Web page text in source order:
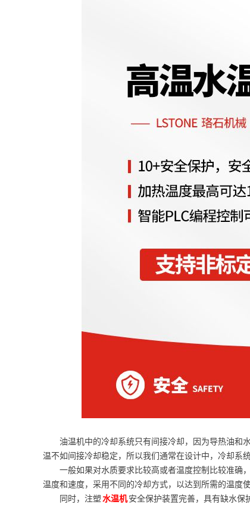
油温机中的冷却系统只有间接冷却，因为导热油和
温不如间接冷却稳定，所以我们通常在设计中，冷却系
一般如果对水质要求比较高或者温度控制比较准确
温度和速度，采用不同的冷却方式，以达到所需的温度
同时，注塑 水温机安全保护装置完善，具有缺水保